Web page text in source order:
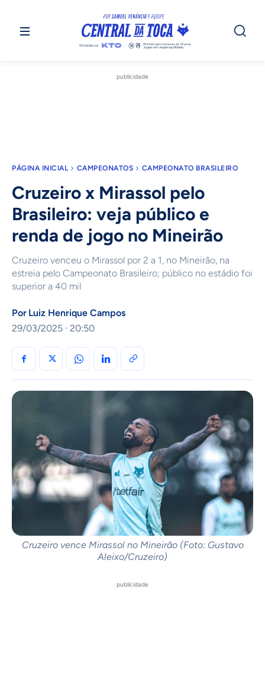
publicidade
PÁGINA INICIAL CAMPEONATOS CAMPEONATO BRASILEIRO
Cruzeiro x Mirassol pelo
Brasileiro: veja público e
renda de jogo no Mineirão
Cruzeiro venceu o Mirassol por 2 a 1, no Mineirão, na
estreia pelo Campeonato Brasileiro; público no estádio foi
superior a 40 mil
Por Luiz Henrique Campos
29/03/2025 · 20:50
Cruzeiro vence Mirassol no Mineirão (Foto: Gustavo
Aleixo/Cruzeiro)
publicidade